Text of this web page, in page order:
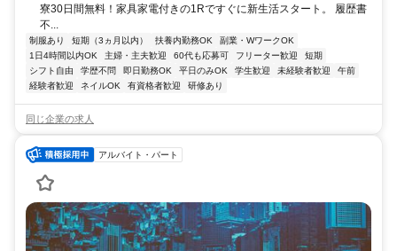
寮30日間無料！家具家電付きの1Rですぐに新生活スタート。 履歴書
不...
制服あり 短期（3ヵ月以内） 扶養内勤務OK
副業・WワークOK
1日4時間以内OK
主婦・主夫歓迎 60代も応募可 フリーター歓迎
短期
シフト自由
学歴不問 即日勤務OK 平日のみOK 学生歓迎 未経験者歓迎
午前
経験者歓迎
ネイルOK 有資格者歓迎 研修あり
同じ企業の求人
アルバイト・パート